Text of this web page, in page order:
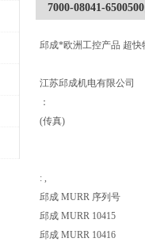
7000-08041-6500500
邱成*欧洲工控产品 超
江苏邱成机电有限公司
：
(传真)
: ,
邱成 MURR 序列号
邱成 MURR 10415
邱成 MURR 10416